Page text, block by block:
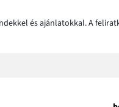
és ajánlatokkal. A